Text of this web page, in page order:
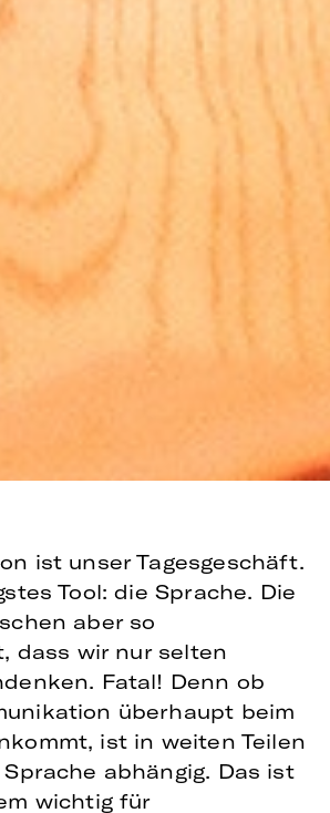
ist unser Tagesgeschäft.
Tool: die Sprache. Die
aber so
dass wir nur selten
Fatal! Denn ob
überhaupt beim
ist in weiten Teilen
abhängig. Das ist
wichtig für